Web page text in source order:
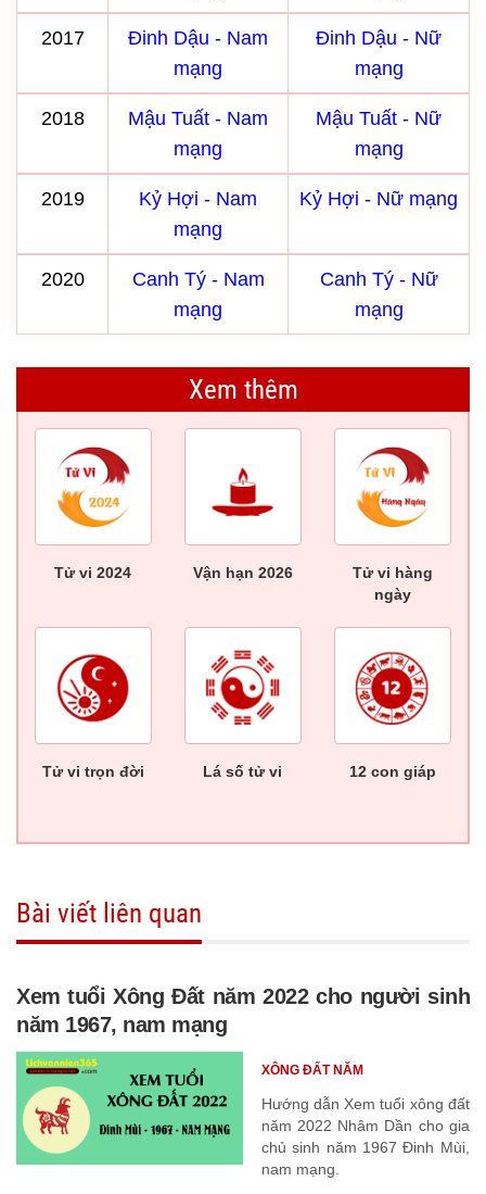
2017
Đinh Dậu - Nam
mạng
Đinh Dậu - Nữ
mạng
2018
Mậu Tuất - Nam
mạng
Mậu Tuất - Nữ
mạng
2019
Kỷ Hợi - Nam
mạng
Kỷ Hợi - Nữ mạng
2020
Canh Tý - Nam
mạng
Canh Tý - Nữ
mạng
Xem thêm
Tử vi 2024 Vận hạn 2026
Tử vi hàng
ngày
Tử vi trọn đời Lá số tử vi 12 con giáp
Bài viết liên quan
Xem tuổi Xông Đất năm 2022 cho người sinh
năm 1967, nam mạng
Hướng dẫn Xem tuổi xông đất
năm 2022 Nhâm Dần cho gia
chủ sinh năm 1967 Đinh Mùi,
nam mạng.
XÔNG ĐẤT NĂM